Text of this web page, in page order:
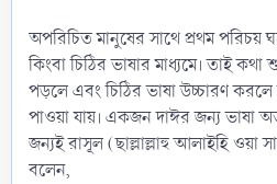
অপরিচিত মানুষের সাথে প্রথম পরিচয়
কিংবা চিঠির ভাষার মাধ্যমে। তাই
পড়লে এবং চিঠির ভাষা উচ্চারণ করলে
পাওয়া যায়। একজন দাঈর জন্য ভাষা
জন্যই রাসূল (ছাল্লাল্লাহু আলাইহি ওয়া
বলেন,